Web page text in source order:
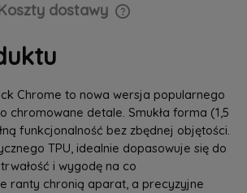
dostawy
kosztów płatności
Chrome to nowa wersja popularnego
chromowane detale. Smukła forma (1,5
funkcjonalność bez zbędnej objętości.
TPU, idealnie dopasowuje się do
i wygodę na co
ranty chronią aparat, a precyzyjne